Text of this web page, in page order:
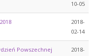
10-05
2018-
02-14
Powszechnej
2018-